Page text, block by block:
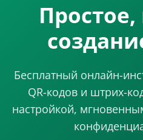
Бесплатный онлайн-
QR-кодов и штрих-
настройкой,